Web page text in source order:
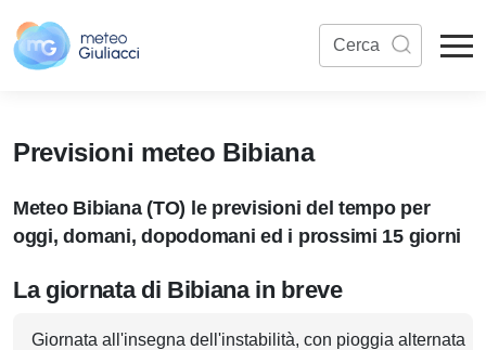
Previsioni meteo Bibiana
Meteo Bibiana (TO) le previsioni del tempo per
oggi, domani, dopodomani ed i prossimi 15 giorni
La giornata di Bibiana in breve
Giornata all'insegna dell'instabilità, con pioggia alternata